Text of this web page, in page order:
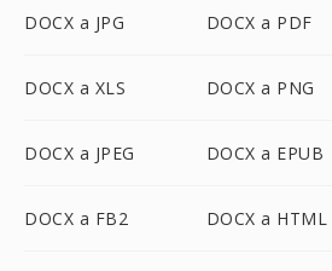
DOCX a JPG DOCX a PDF
DOCX a XLS DOCX a PNG
DOCX a JPEG DOCX a EPUB
DOCX a FB2 DOCX a HTML